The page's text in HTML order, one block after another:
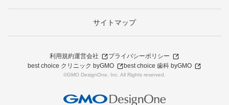
サイトマップ
利用規約運営会社
プライバシーポリシー
best choice クリニック byGMO
best choice 歯科 byGMO
©GMO DesignOne, Inc. All Rights reserved.